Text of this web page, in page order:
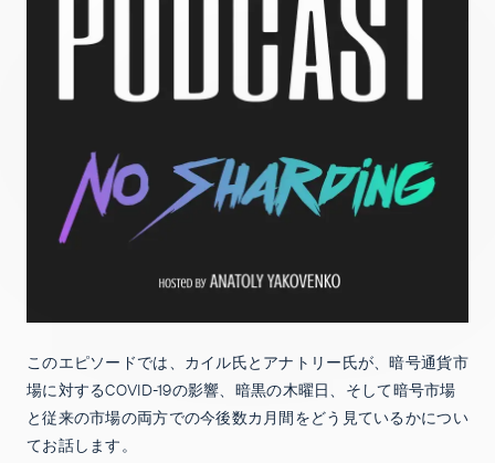
このエピソードでは、カイル氏とアナトリー氏が、暗号通貨市
場に対するCOVID-19の影響、暗黒の木曜日、そして暗号市場
と従来の市場の両方での今後数カ月間をどう見ているかについ
てお話します。